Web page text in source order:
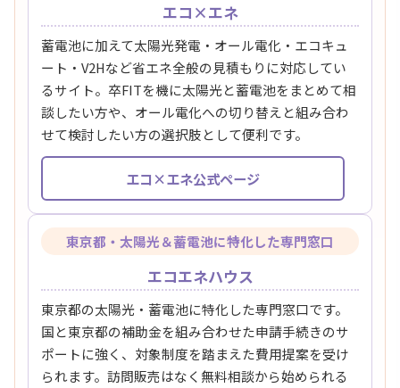
エコ×エネ
蓄電池に加えて太陽光発電・オール電化・エコキュ
ート・V2Hなど省エネ全般の見積もりに対応してい
るサイト。卒FITを機に太陽光と蓄電池をまとめて相
談したい方や、オール電化への切り替えと組み合わ
せて検討したい方の選択肢として便利です。
エコ×エネ公式ページ
東京都・太陽光＆蓄電池に特化した専門窓口
エコエネハウス
東京都の太陽光・蓄電池に特化した専門窓口です。
国と東京都の補助金を組み合わせた申請手続きのサ
ポートに強く、対象制度を踏まえた費用提案を受け
られます。訪問販売はなく無料相談から始められる